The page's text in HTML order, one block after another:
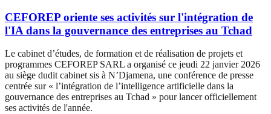
CEFOREP oriente ses activités sur l'intégration de
l'IA dans la gouvernance des entreprises au Tchad
Le cabinet d’études, de formation et de réalisation de projets et
programmes CEFOREP SARL a organisé ce jeudi 22 janvier 2026
au siège dudit cabinet sis à N’Djamena, une conférence de presse
centrée sur « l’intégration de l’intelligence artificielle dans la
gouvernance des entreprises au Tchad » pour lancer officiellement
ses activités de l'année.